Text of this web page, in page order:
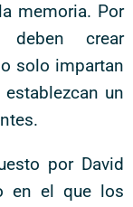
memoria. Por
deben crear
solo impartan
un
por David
en el que los